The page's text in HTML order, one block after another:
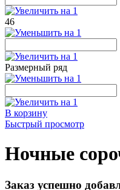
46
Размерный ряд
В корзину
Быстрый просмотр
Ночные
Заказ успешно